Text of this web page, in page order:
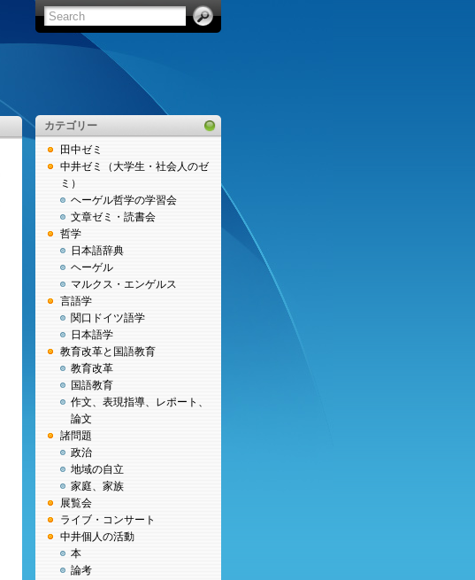
カテゴリー
田中ゼミ
中井ゼミ（大学生・社会人のゼ
ミ）
ヘーゲル哲学の学習会
文章ゼミ・読書会
哲学
日本語辞典
ヘーゲル
マルクス・エンゲルス
言語学
関口ドイツ語学
日本語学
教育改革と国語教育
教育改革
国語教育
作文、表現指導、レポート、
論文
諸問題
政治
地域の自立
家庭、家族
展覧会
ライブ・コンサート
中井個人の活動
本
論考